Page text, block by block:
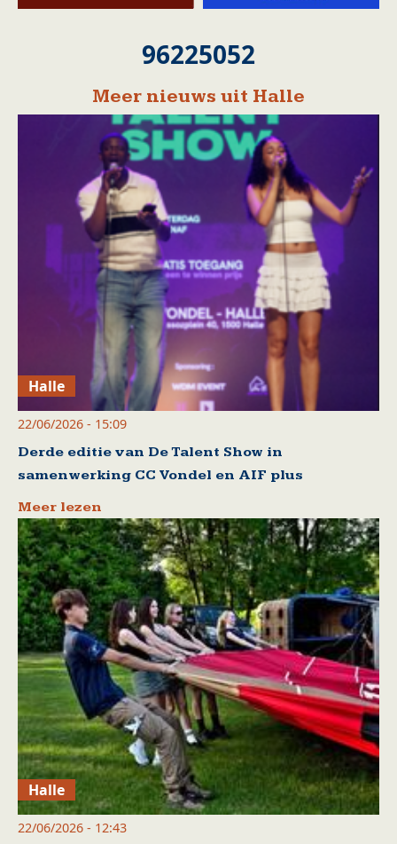
96225052
Meer nieuws uit Halle
Halle
22/06/2026 - 15:09
Derde editie van De Talent Show in
samenwerking CC Vondel en AIF plus
Meer lezen
Halle
22/06/2026 - 12:43